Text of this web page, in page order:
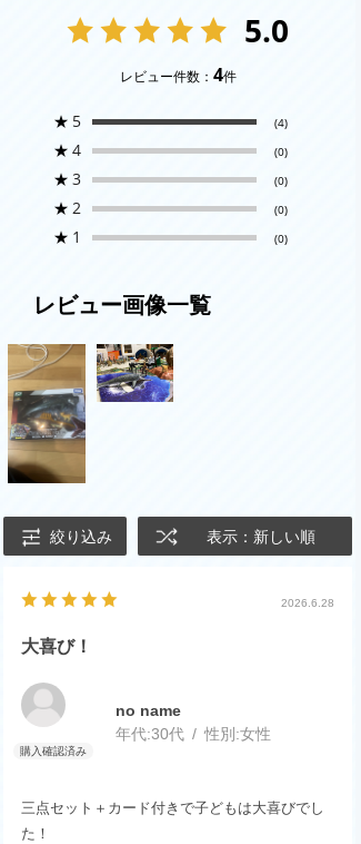
5.0
レビュー件数： 4件
★ 5 (4)
★ 4 (0)
★ 3 (0)
★ 2 (0)
★ 1 (0)
レビュー画像一覧
絞り込み 表示：新しい順
2026.6.28
大喜び！
no name
年代:30代 性別:女性
三点セット＋カード付きで子どもは大喜びでし
た！